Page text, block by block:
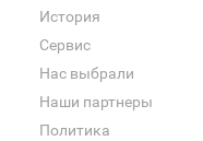
История
Сервис
Нас выбрали
Наши партнеры
Политика